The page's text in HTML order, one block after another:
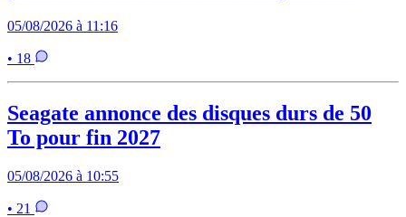
05/08/2026 à 11:16
• 18
Seagate annonce des disques durs de 50
To pour fin 2027
05/08/2026 à 10:55
• 21